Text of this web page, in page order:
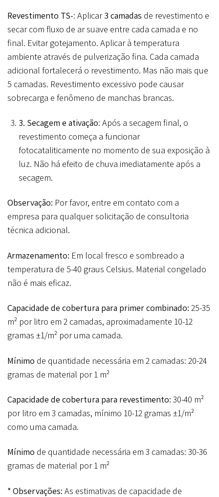
Revestimento TS-: Aplicar3 camadas de revestimento e
secar com fluxo de ar suave entre cada camada e no
final. Evitar gotejamento. Aplicar à temperatura
ambiente através de pulverização fina. Cada camada
adicional fortalecerá o revestimento. Mas não mais que
5 camadas. Revestimento excessivo pode causar
sobrecarga e fenômeno de manchas brancas.
3. Secagem e ativação: Após a secagem final, o
revestimento começa a funcionar
fotocataliticamente no momento de sua exposição à
luz. Não há efeito de chuva imediatamente após a
secagem.
Observação: Por favor, entre em contato com a
empresa para qualquer solicitação de consultoria
técnica adicional.
Armazenamento: Em local fresco e sombreado a
temperatura de 5-40 graus Celsius. Material congelado
não é mais eficaz.
Capacidade de cobertura para primer combinado: 25-35
m² por litro em 2 camadas, aproximadamente 10-12
gramas ±1/m² por uma camada.
Mínimo de quantidade necessária em 2 camadas: 20-24
gramas de material por 1 m²
Capacidade de cobertura para revestimento: 30-40 m²
por litro em 3 camadas, mínimo 10-12 gramas ±1/m²
como uma camada.
Mínimo de quantidade necessária em 3 camadas: 30-36
gramas de material por 1 m²
* Observações: As estimativas de capacidade de